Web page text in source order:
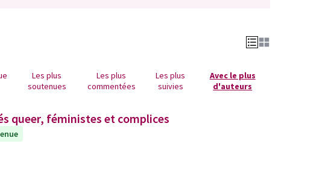
Les plus
soutenues
Les plus
commentées
Les plus
suivies
Avec le plus
d'auteurs
queer, féministes et complices